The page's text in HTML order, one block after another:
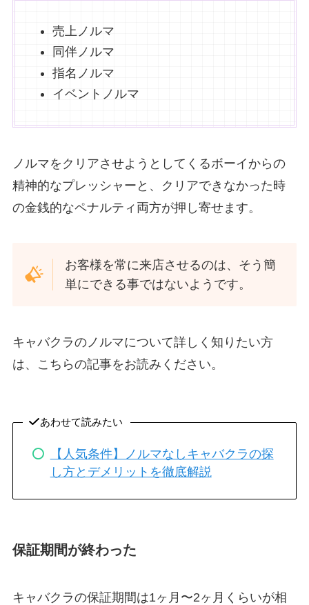
売上ノルマ
同伴ノルマ
指名ノルマ
イベントノルマ
ノルマをクリアさせようとしてくるボーイからの
精神的なプレッシャーと、クリアできなかった時
の金銭的なペナルティ両方が押し寄せます。
お客様を常に来店させるのは、そう簡
単にできる事ではないようです。
キャバクラのノルマについて詳しく知りたい方
は、こちらの記事をお読みください。
あわせて読みたい
【人気条件】ノルマなしキャバクラの探
し方とデメリットを徹底解説
保証期間が終わった
キャバクラの保証期間は1ヶ月〜2ヶ月くらいが相